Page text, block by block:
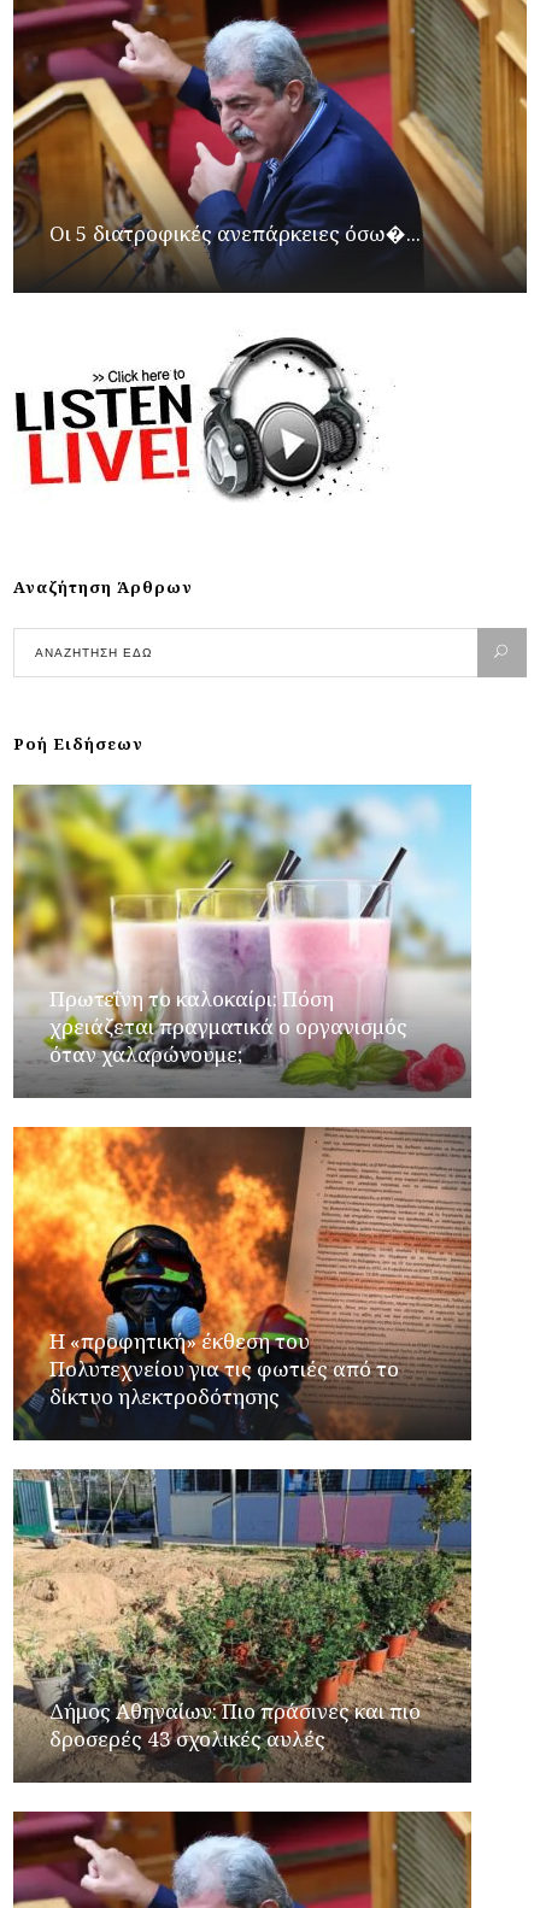
Οι 5 διατροφικές ανεπάρκειες όσω�...
Αναζήτηση Άρθρων
Ροή Ειδήσεων
Πρωτεΐνη το καλοκαίρι: Πόση
χρειάζεται πραγματικά ο οργανισμός
όταν χαλαρώνουμε;
Η «προφητική» έκθεση του
Πολυτεχνείου για τις φωτιές από το
δίκτυο ηλεκτροδότησης
Δήμος Αθηναίων: Πιο πράσινες και πιο
δροσερές 43 σχολικές αυλές